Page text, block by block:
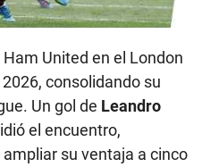
Ham United en el London
consolidando su
Un gol de Leandro
el encuentro,
ampliar su ventaja a cinco